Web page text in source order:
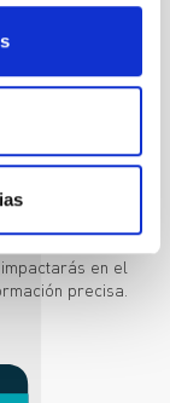
en el
precisa.